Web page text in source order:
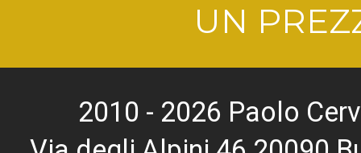
UN
2010 - 2026 Paolo